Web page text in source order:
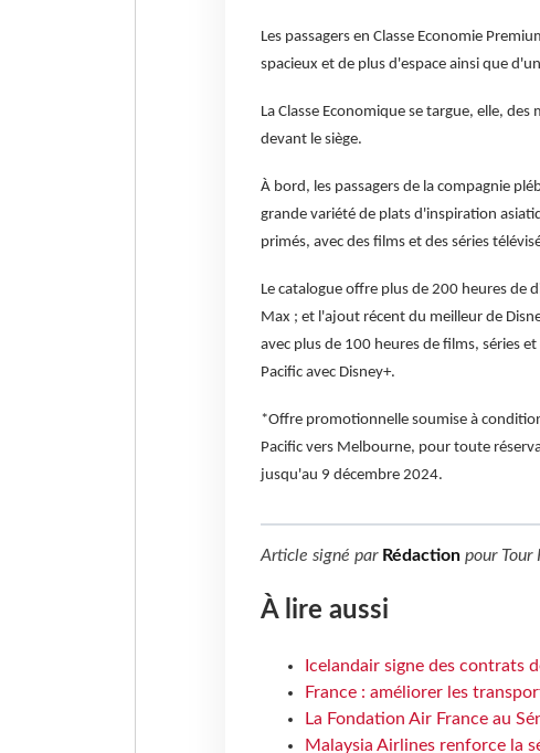
Les passagers en Classe Economie
spacieux et de plus d'espace ainsi que
La Classe Economique se targue, elle,
devant le siège.
À bord, les passagers de la compagnie
grande variété de plats d'inspiration
primés, avec des films et des séries
Le catalogue offre plus de 200 heures de
Max ; et l'ajout récent du meilleur de
avec plus de 100 heures de films, séries
Pacific avec Disney+.
*Offre promotionnelle soumise à
Pacific vers Melbourne, pour toute
jusqu'au 9 décembre 2024.
Article signé par Rédactionpour Tour
À lire aussi
Icelandair signe des contrats
France : améliorer les
La Fondation Air France au
Malaysia Airlines renforce la